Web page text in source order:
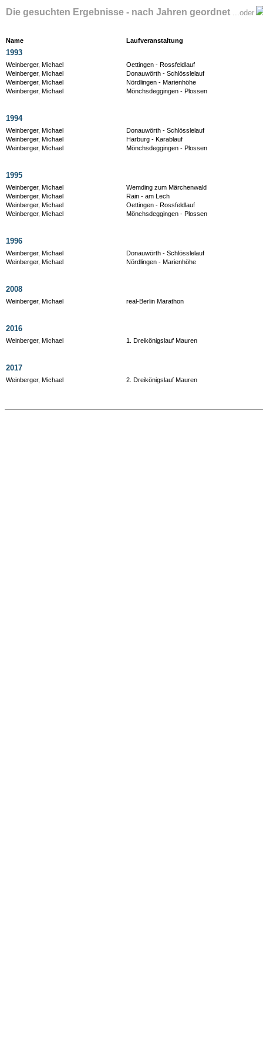
Die gesuchten Ergebnisse - nach Jahren geordnet ...oder
Name Laufveranstaltung
1993
Weinberger, Michael
Oettingen - Rossfeldlauf
Weinberger, Michael
Donauwörth - Schlösslelauf
Weinberger, Michael
Nördlingen - Marienhöhe
Weinberger, Michael
Mönchsdeggingen - Plossen
1994
Weinberger, Michael
Donauwörth - Schlösslelauf
Weinberger, Michael
Harburg - Karablauf
Weinberger, Michael
Mönchsdeggingen - Plossen
1995
Weinberger, Michael
Wemding zum Märchenwald
Weinberger, Michael
Rain - am Lech
Weinberger, Michael
Oettingen - Rossfeldlauf
Weinberger, Michael
Mönchsdeggingen - Plossen
1996
Weinberger, Michael
Donauwörth - Schlösslelauf
Weinberger, Michael
Nördlingen - Marienhöhe
2008
Weinberger, Michael real-Berlin Marathon
2016
Weinberger, Michael 1. Dreikönigslauf Mauren
2017
Weinberger, Michael 2. Dreikönigslauf Mauren